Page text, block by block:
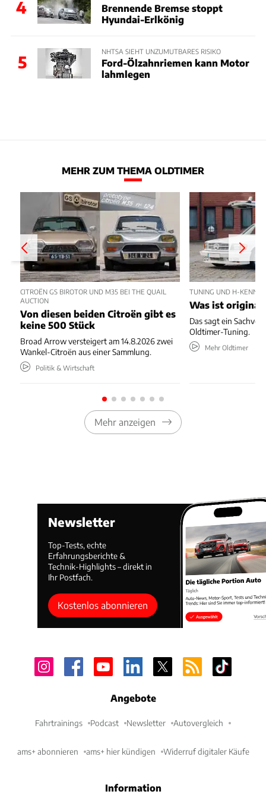
4
Brennende Bremse stoppt
Hyundai-Erlkönig
5
NHTSA SIEHT UNZUMUTBARES RISIKO
Ford-Ölzahnriemen kann Motor
lahmlegen
MEHR ZUM THEMA OLDTIMER
CITROËN GS BIROTOR UND M35 BEI THE QUAIL
AUCTION
Von diesen beiden Citroën gibt es
keine 500 Stück
Broad Arrow versteigert am 14.8.2026 zwei
Wankel-Citroën aus einer Sammlung.
Politik & Wirtschaft
TUNING UND H-
Was ist original
Das sagt ein
Oldtimer-Tuning.
Mehr Oldtimer
Mehr anzeigen
Newsletter
Top-Tests, echte
Erfahrungsberichte &
Technik-Highlights – direkt in
Ihr Postfach.
Kostenlos abonnieren
Angebote
Fahrtrainings Podcast Newsletter Autovergleich
ams+ abonnieren ams+ hier kündigen Widerruf digitaler Käufe
Information